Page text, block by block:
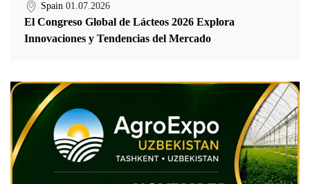
Spain 01.07.2026
El Congreso Global de Lácteos 2026 Explora
Innovaciones y Tendencias del Mercado